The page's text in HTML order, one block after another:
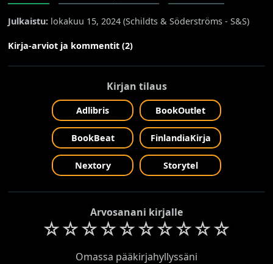
Julkaistu: lokakuu 15, 2024 (Schildts & Söderströms - S&S)
Kirja-arviot ja kommentit (2)
Kirjan tilaus
Adlibris BookOutlet
BookBeat FinlandiaKirja
Nextory Storytel
Arvosanani kirjalle
☆☆☆☆☆☆☆☆☆☆
Omassa pääkirjahyllyssäni